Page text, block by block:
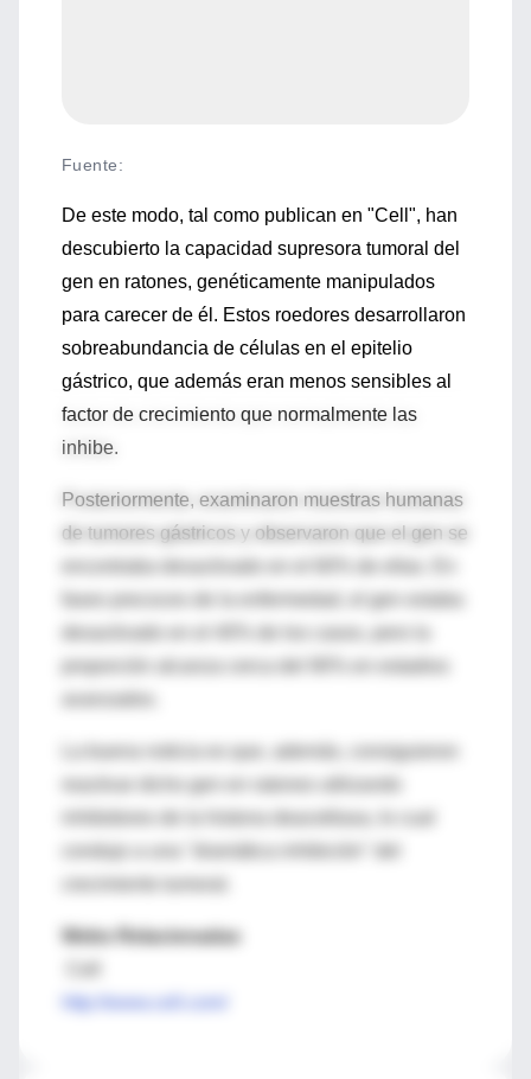
Fuente:
De este modo, tal como publican en "Cell", han
descubierto la capacidad supresora tumoral del
gen en ratones, genéticamente manipulados
para carecer de él. Estos roedores desarrollaron
sobreabundancia de células en el epitelio
gástrico, que además eran menos sensibles al
factor de crecimiento que normalmente las
inhibe.
Posteriormente, examinaron muestras humanas
de tumores gástricos y observaron que el gen se
fases precoces de la enfermedad, el gen estaba
La buena noticia es que, además, consiguieron
reactivar dicho gen en ratones utilizando
Webs Relacionadas